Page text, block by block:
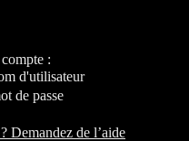
:
d'utilisateur
de passe
Demandez de l’aide